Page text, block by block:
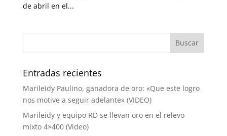
de abril en el...
Entradas recientes
Marileidy Paulino, ganadora de oro: «Que este logro
nos motive a seguir adelante» (VIDEO)
Marileidy y equipo RD se llevan oro en el relevo
mixto 4×400 (Video)